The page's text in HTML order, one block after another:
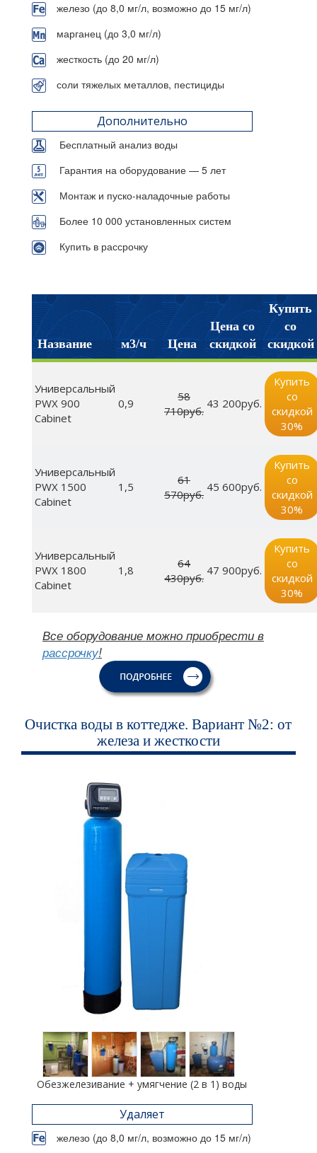
железо (до 8,0 мг/л, возможно до 15 мг/л)
марганец (до 3,0 мг/л)
жесткость (до 20 мг/л)
соли тяжелых металлов, пестициды
Дополнительно
Бесплатный анализ воды
Гарантия на оборудование — 5 лет
Монтаж и пуско-наладочные работы
Более 10 000 установленных систем
Купить в рассрочку
Название м3/ч Цена
Цена со
скидкой
Купить
со
скидкой
Универсальный
PWX 900
Cabinet
0,9
58
710руб.
43 200руб.
Купить
со
скидкой
30%
Универсальный
PWX 1500
Cabinet
1,5
61
570руб.
45 600руб.
Купить
со
скидкой
30%
Универсальный
PWX 1800
Cabinet
1,8
64
430руб.
47 900руб.
Купить
со
скидкой
30%
Все оборудование можно приобрести в
рассрочку!
Очистка воды в коттедже. Вариант №2: от
железа и жесткости
Обезжелезивание + умягчение (2 в 1) воды
Удаляет
железо (до 8,0 мг/л, возможно до 15 мг/л)